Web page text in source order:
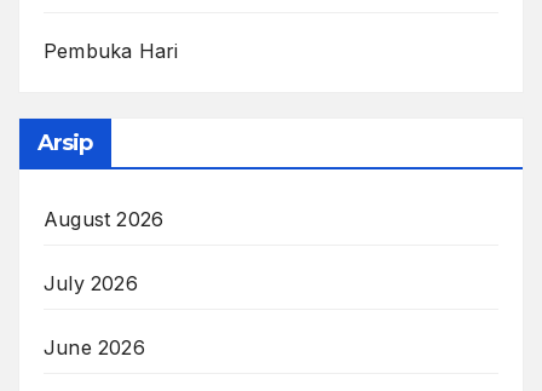
Pembuka Hari
Arsip
August 2026
July 2026
June 2026